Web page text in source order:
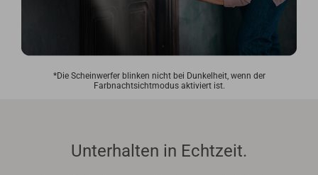
*Die Scheinwerfer blinken nicht bei Dunkelheit, wenn der
Farbnachtsichtmodus aktiviert ist.
Unterhalten in Echtzeit.